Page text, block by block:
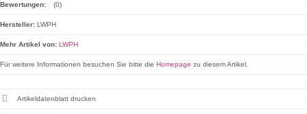
Bewertungen: (0)
Hersteller: LWPH
Mehr Artikel von: LWPH
Für weitere Informationen besuchen Sie bitte die Homepage zu diesem Artikel.
Artikeldatenblatt drucken